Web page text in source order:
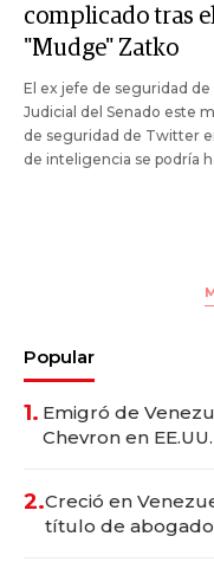
complicado tras
"Mudge" Zatko
El ex jefe de seguridad
Judicial del Senado este
de seguridad de Twitter
de inteligencia se podría
Popular
1. Emigró de
Chevron en
2.Creció en
título de